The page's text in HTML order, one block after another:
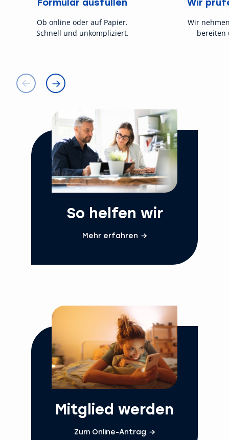
Ob online oder auf Papier.
Schnell und unkompliziert.
Wir
bereiten
So helfen wir
Mehr erfahren
Mitglied werden
Zum Online-Antrag